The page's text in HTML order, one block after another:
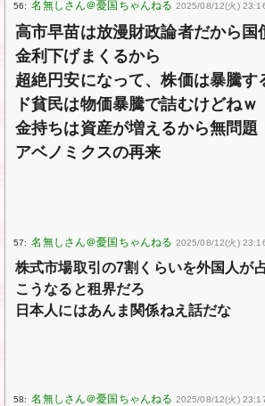
56: 2025/08/12(火)
高市早苗は放漫財政論者だから国
金利下げまくるから
超絶円安になって、株価は暴騰す
ド貧民は物価暴騰で詰むけどねｗ
金持ちは資産が増えるから無問題
アベノミクスの再来
57: 2025/08/12(火)
株式市場取引の7割くらいを外国人が
こうなると租界だろ
日本人にはあんま関係ねえ話だな
58: 2025/08/12(火)